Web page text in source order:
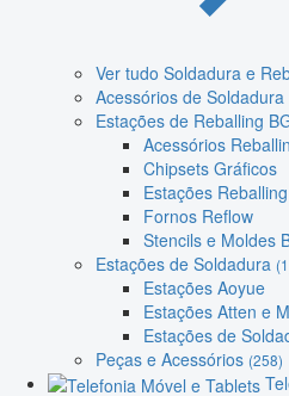
Ver tudo Soldadura e
Acessórios de Soldadura
Estações de Reballing
Acessórios
Chipsets Gráficos
Estações Reballing
Fornos Reflow
Stencils e Moldes
Estações de Soldadura
Estações Aoyue
Estações Atten e
Estações de
Peças e Acessórios (258)